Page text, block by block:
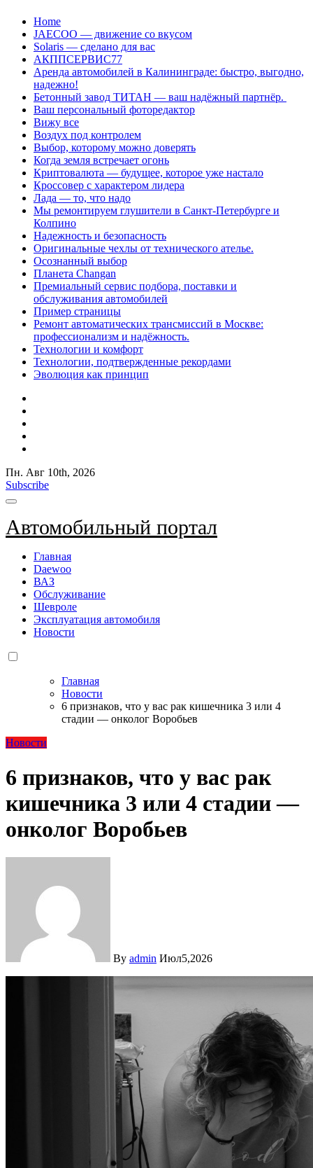
Перейти
содержанию
Home
JAECOO — движение со вкусом
Solaris — сделано для вас
АКППСЕРВИС77
Аренда автомобилей в Калининграде: быстро, выгодно,
надежно!
Бетонный завод ТИТАН — ваш надёжный партнёр.
Ваш персональный фоторедактор
Вижу все
Воздух под контролем
Выбор, которому можно доверять
Когда земля встречает огонь
Криптовалюта — будущее, которое уже настало
Кроссовер с характером лидера
Лада — то, что надо
Мы ремонтируем глушители в Санкт-Петербурге и
Колпино
Надежность и безопасность
Оригинальные чехлы от технического ателье.
Осознанный выбор
Планета Changan
Премиальный сервис подбора, поставки и
обслуживания автомобилей
Пример страницы
Ремонт автоматических трансмиссий в Москве:
профессионализм и надёжность.
Технологии и комфорт
Технологии, подтвержденные рекордами
Эволюция как принцип
Пн. Авг 10th, 2026
Subscribe
Автомобильный портал
Главная
Daewoo
ВАЗ
Обслуживание
Шевроле
Эксплуатация автомобиля
Новости
Главная
Новости
6 признаков, что у вас рак кишечника 3 или 4
стадии — онколог Воробьев
Новости
6 признаков, что у вас рак
кишечника 3 или 4 стадии —
онколог Воробьев
By admin Июл5,2026